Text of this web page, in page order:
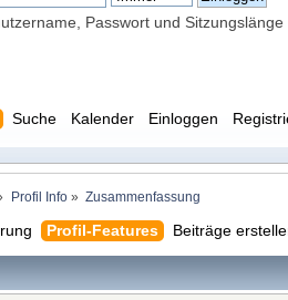
Passwort und Sitzungslänge
Suche Kalender Einloggen
Profil Info» Zusammenfassung
Profil-Features Beiträge